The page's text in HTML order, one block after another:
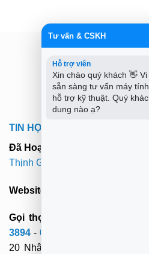
TIN HỌC TRƯỜNG TÍN TPHCM
Đã Hoạt Động:
Thịnh Group
Website:
Gọi thợ tới sửa tại nhà cả
3894-0932 015 486
20 Nhân viên tới tận nơi sửa
Tư vấn & CSKH
Hỗ trợ viên
Xin chào quý khách 👋
sẵn sàng tư vấn máy
hỗ trợ kỹ thuật. Quý
dung nào ạ?